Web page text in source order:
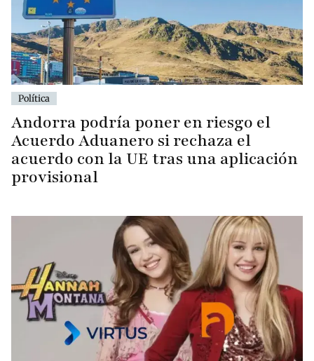
Política
Andorra podría poner en riesgo el
Acuerdo Aduanero si rechaza el
acuerdo con la UE tras una aplicación
provisional